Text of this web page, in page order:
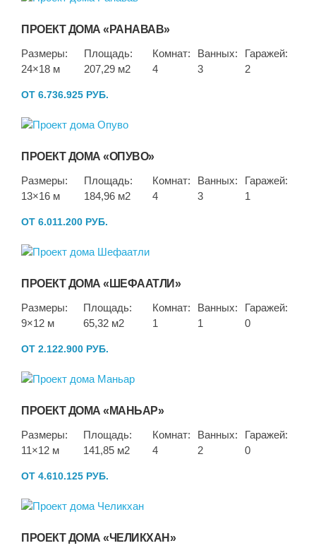
ПРОЕКТ ДОМА «РАНАВАВ»
Размеры:
24×18 м
Площадь:
207,29 м2
Комнат:
4
Ванных:
3
Гаражей:
2
ОТ 6.736.925 РУБ.
ПРОЕКТ ДОМА «ОПУВО»
Размеры:
13×16 м
Площадь:
184,96 м2
Комнат:
4
Ванных:
3
Гаражей:
1
ОТ 6.011.200 РУБ.
ПРОЕКТ ДОМА «ШЕФААТЛИ»
Размеры:
9×12 м
Площадь:
65,32 м2
Комнат:
1
Ванных:
1
Гаражей:
0
ОТ 2.122.900 РУБ.
ПРОЕКТ ДОМА «МАНЬАР»
Размеры:
11×12 м
Площадь:
141,85 м2
Комнат:
4
Ванных:
2
Гаражей:
0
ОТ 4.610.125 РУБ.
ПРОЕКТ ДОМА «ЧЕЛИКХАН»